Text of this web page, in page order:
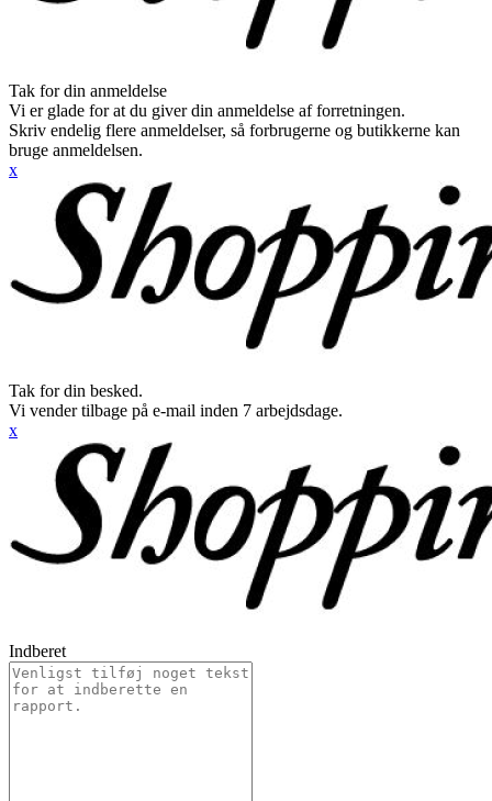
Tak for din anmeldelse
Vi er glade for at du giver din anmeldelse af forretningen.
Skriv endelig flere anmeldelser, så forbrugerne og butikkerne kan
bruge anmeldelsen.
x
Tak for din besked.
Vi vender tilbage på e-mail inden 7 arbejdsdage.
x
Indberet